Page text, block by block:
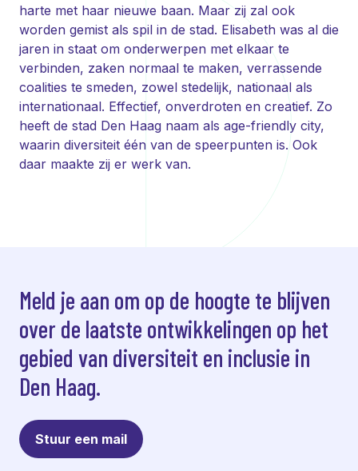
harte met haar nieuwe baan. Maar zij zal ook
worden gemist als spil in de stad. Elisabeth was al die
jaren in staat om onderwerpen met elkaar te
verbinden, zaken normaal te maken, verrassende
coalities te smeden, zowel stedelijk, nationaal als
internationaal. Effectief, onverdroten en creatief. Zo
heeft de stad Den Haag naam als age-friendly city,
waarin diversiteit één van de speerpunten is. Ook
daar maakte zij er werk van.
Meld je aan om op de hoogte te blijven
over de laatste ontwikkelingen op het
gebied van diversiteit en inclusie in
Den Haag.
Stuur een mail